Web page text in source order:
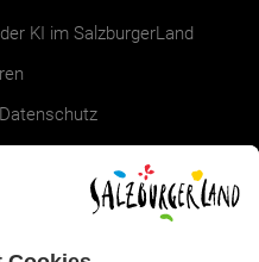
KI im SalzburgerLand